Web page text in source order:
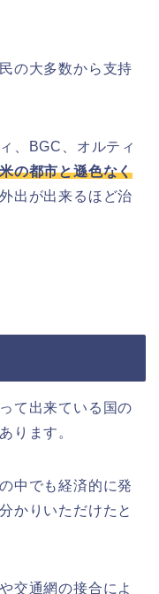
の大多数から支持
、BGC、オルティ
の都市と遜色なく
出が出来るほど治
て出来ている国の
ります。
中でも経済的に発
かりいただけたと
交通網の接合によ